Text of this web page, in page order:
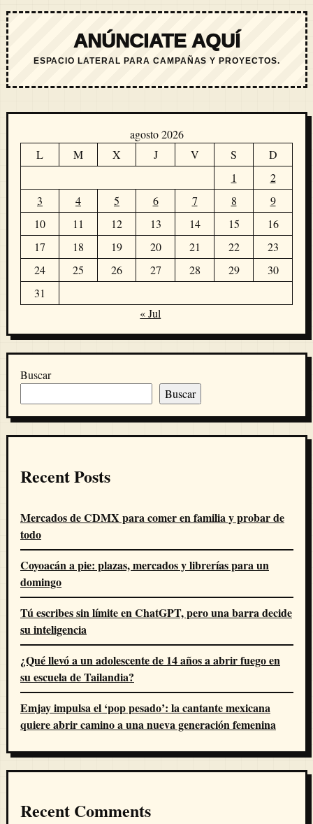
ANÚNCIATE AQUÍ
ESPACIO LATERAL PARA CAMPAÑAS Y PROYECTOS.
agosto 2026
L
M X J V S
D
1
2
3
4 5 6 7 8
9
10
11 12 13 14 15
16
17
18 19 20 21 22
23
24
25 26 27 28 29
30
31
« Jul
Buscar
Buscar
Recent Posts
Mercados de CDMX para comer en familia y probar de
todo
Coyoacán a pie: plazas, mercados y librerías para un
domingo
Tú escribes sin límite en ChatGPT, pero una barra decide
su inteligencia
¿Qué llevó a un adolescente de 14 años a abrir fuego en
su escuela de Tailandia?
Emjay impulsa el ‘pop pesado’: la cantante mexicana
quiere abrir camino a una nueva generación femenina
Recent Comments